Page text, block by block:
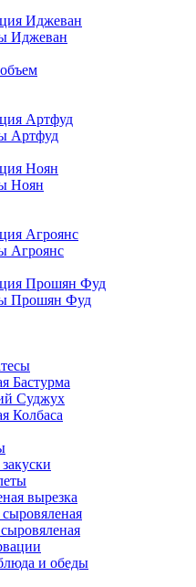
Иджеван
Иджеван
Артфуд
Артфуд
Ноян
Ноян
Агроянс
Агроянс
Прошян Фуд
Прошян Фуд
Бастурма
Суджух
Колбаса
вырезка
и обеды